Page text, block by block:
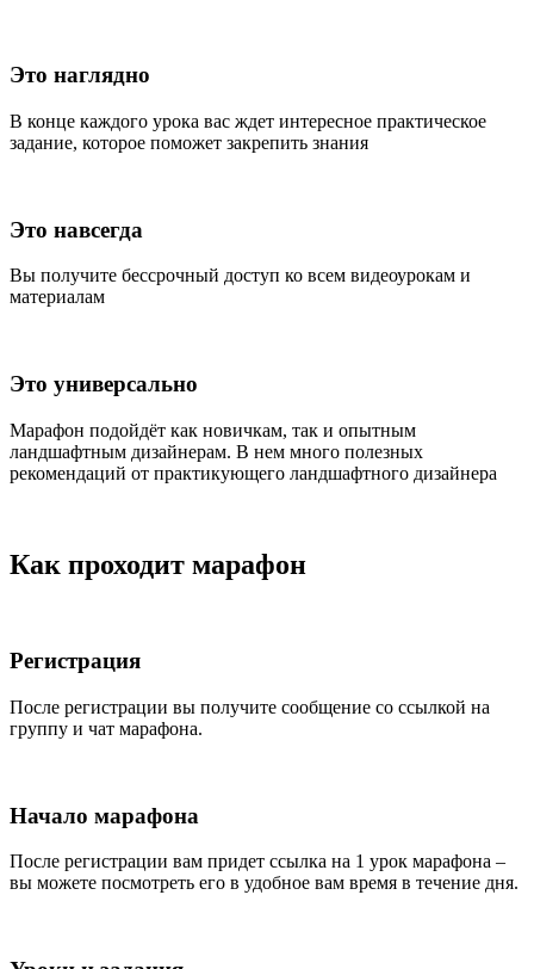
Это наглядно
В конце каждого урока вас ждет интересное практическое
задание, которое поможет закрепить знания
Это навсегда
Вы получите бессрочный доступ ко всем видеоурокам и
материалам
Это универсально
Марафон подойдёт как новичкам, так и опытным
ландшафтным дизайнерам. В нем много полезных
рекомендаций от практикующего ландшафтного дизайнера
Как проходит марафон
Регистрация
После регистрации вы получите сообщение со ссылкой на
группу и чат марафона.
Начало марафона
После регистрации вам придет ссылка на 1 урок марафона –
вы можете посмотреть его в удобное вам время в течение дня.